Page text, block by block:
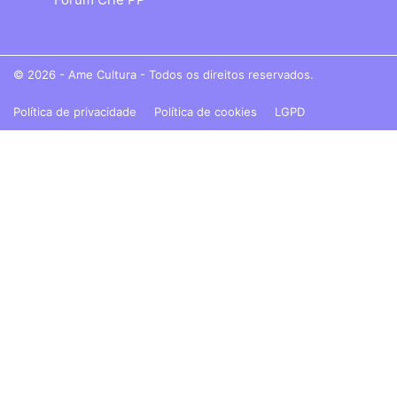
© 2026 - Ame Cultura - Todos os direitos reservados.
Política de privacidade Política de cookies LGPD